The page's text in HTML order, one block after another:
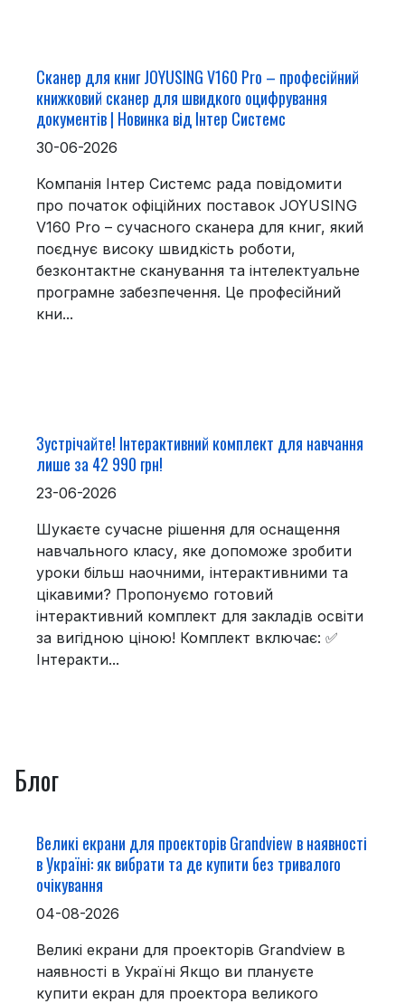
Сканер для книг JOYUSING V160 Pro – професійний
книжковий сканер для швидкого оцифрування
документів | Новинка від Інтер Системс
30-06-2026
Компанія Інтер Системс рада повідомити
про початок офіційних поставок JOYUSING
V160 Pro – сучасного сканера для книг, який
поєднує високу швидкість роботи,
безконтактне сканування та інтелектуальне
програмне забезпечення. Це професійний
кни...
Зустрічайте! Інтерактивний комплект для навчання
лише за 42 990 грн!
23-06-2026
Шукаєте сучасне рішення для оснащення
навчального класу, яке допоможе зробити
уроки більш наочними, інтерактивними та
цікавими? Пропонуємо готовий
інтерактивний комплект для закладів освіти
за вигідною ціною! Комплект включає: ✅
Інтеракти...
Блог
Великі екрани для проекторів Grandview в наявності
в Україні: як вибрати та де купити без тривалого
очікування
04-08-2026
Великі екрани для проекторів Grandview в
наявності в Україні Якщо ви плануєте
купити екран для проектора великого